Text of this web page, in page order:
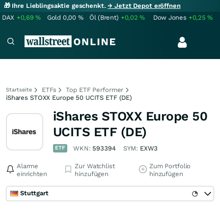
🎁 Ihre Lieblingsaktie geschenkt.→ Jetzt Depot eröffnen
DAX +0,69% Gold 0,00 % Öl (Brent) +0,02% Dow Jones +0,25%
Startseite ETFs
Top ETF Performer
iShares STOXX Europe 50 UCITS ETF (DE)
iShares STOXX Europe 50
UCITS ETF (DE)
ETF WKN: 593394 SYM: EXW3
Alarme
einrichten
Zur Watchlist
hinzufügen
Zum Portfolio
hinzufügen
Stuttgart